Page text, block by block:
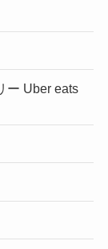
ー Uber eats